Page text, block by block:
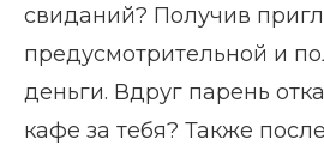
свиданий? Получив
предусмотрительной и
деньги. Вдруг парень
кафе за тебя? Также